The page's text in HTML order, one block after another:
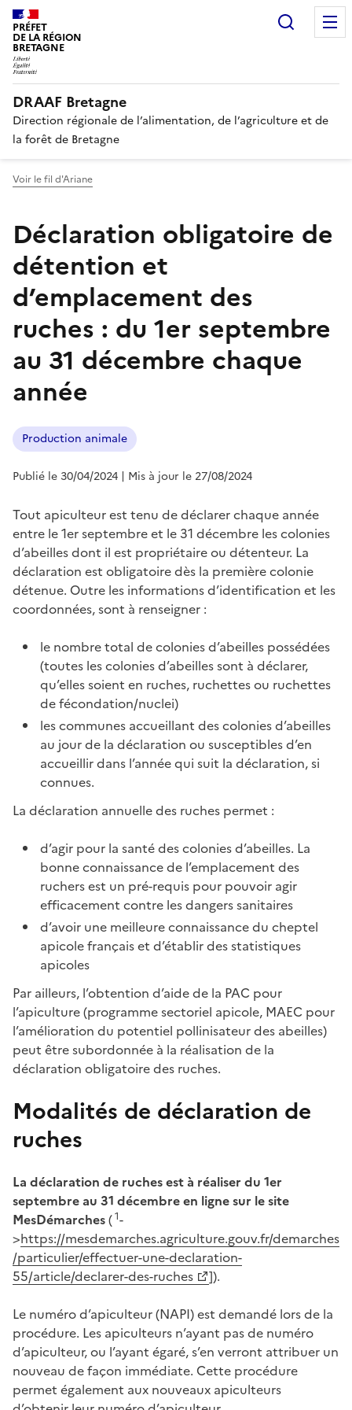
PRÉFET
DE LA RÉGION
BRETAGNE
DRAAF Bretagne
Direction régionale de l’alimentation, de l’agriculture et de
la forêt de Bretagne
Voir le fil d'Ariane
Déclaration obligatoire de
détention et
d’emplacement des
ruches : du 1er septembre
au 31 décembre chaque
année
Production animale
Publié le 30/04/2024 | Mis à jour le 27/08/2024
Tout apiculteur est tenu de déclarer chaque année
entre le 1er septembre et le 31 décembre les colonies
d’abeilles dont il est propriétaire ou détenteur. La
déclaration est obligatoire dès la première colonie
détenue. Outre les informations d’identification et les
coordonnées, sont à renseigner :
le nombre total de colonies d’abeilles possédées
(toutes les colonies d’abeilles sont à déclarer,
qu’elles soient en ruches, ruchettes ou ruchettes
de fécondation/nuclei)
les communes accueillant des colonies d’abeilles
au jour de la déclaration ou susceptibles d’en
accueillir dans l’année qui suit la déclaration, si
connues.
La déclaration annuelle des ruches permet :
d’agir pour la santé des colonies d’abeilles. La
bonne connaissance de l’emplacement des
ruchers est un pré-requis pour pouvoir agir
efficacement contre les dangers sanitaires
d’avoir une meilleure connaissance du cheptel
apicole français et d’établir des statistiques
apicoles
Par ailleurs, l’obtention d’aide de la PAC pour
l’apiculture (programme sectoriel apicole, MAEC pour
l’amélioration du potentiel pollinisateur des abeilles)
peut être subordonnée à la réalisation de la
déclaration obligatoire des ruches.
Modalités de déclaration de
ruches
La déclaration de ruches est à réaliser du 1er
septembre au 31 décembre en ligne sur le site
MesDémarches(1-
>https://mesdemarches.agriculture.gouv.fr/demarches
/particulier/effectuer-une-declaration-
55/article/declarer-des-ruches
]).
Le numéro d’apiculteur (NAPI) est demandé lors de la
procédure. Les apiculteurs n’ayant pas de numéro
d’apiculteur, ou l’ayant égaré, s’en verront attribuer un
nouveau de façon immédiate. Cette procédure
permet également aux nouveaux apiculteurs